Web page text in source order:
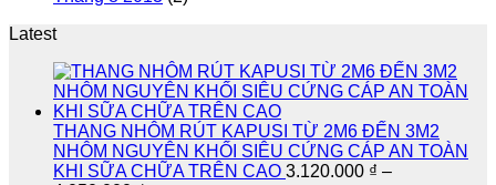
Latest
THANG NHÔM RÚT KAPUSI TỪ 2M6 ĐẾN 3M2
NHÔM NGUYÊN KHỐI SIÊU CỨNG CÁP AN TOÀN
KHI SỮA CHỮA TRÊN CAO 3.120.000 ₫ –